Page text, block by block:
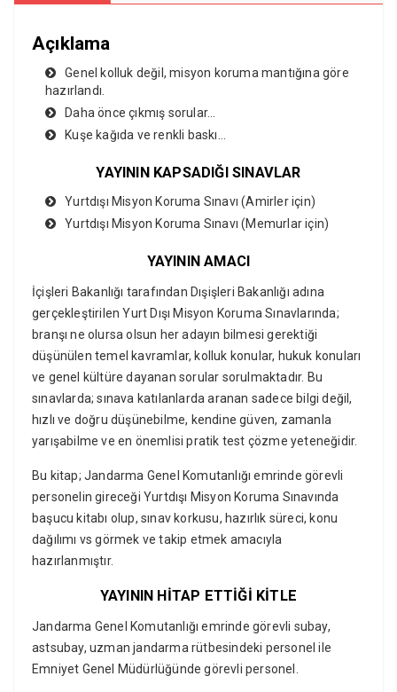
Açıklama
Genel kolluk değil, misyon koruma mantığına göre
hazırlandı.
Daha önce çıkmış sorular…
Kuşe kağıda ve renkli baskı…
YAYININ KAPSADIĞI SINAVLAR
Yurtdışı Misyon Koruma Sınavı (Amirler için)
Yurtdışı Misyon Koruma Sınavı (Memurlar için)
YAYININ AMACI
İçişleri Bakanlığı tarafından Dışişleri Bakanlığı adına
gerçekleştirilen Yurt Dışı Misyon Koruma Sınavlarında;
branşı ne olursa olsun her adayın bilmesi gerektiği
düşünülen temel kavramlar, kolluk konular, hukuk konuları
ve genel kültüre dayanan sorular sorulmaktadır. Bu
sınavlarda; sınava katılanlarda aranan sadece bilgi değil,
hızlı ve doğru düşünebilme, kendine güven, zamanla
yarışabilme ve en önemlisi pratik test çözme yeteneğidir.
Bu kitap; Jandarma Genel Komutanlığı emrinde görevli
personelin gireceği Yurtdışı Misyon Koruma Sınavında
başucu kitabı olup, sınav korkusu, hazırlık süreci, konu
dağılımı vs görmek ve takip etmek amacıyla
hazırlanmıştır.
YAYININ HİTAP ETTİĞİ KİTLE
Jandarma Genel Komutanlığı emrinde görevli subay,
astsubay, uzman jandarma rütbesindeki personel ile
Emniyet Genel Müdürlüğünde görevli personel.